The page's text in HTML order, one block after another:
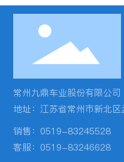
常州九鼎车业股份有限公司
地址：江苏省常州市新北
销售：0519-83245528
客服：0519-83246628